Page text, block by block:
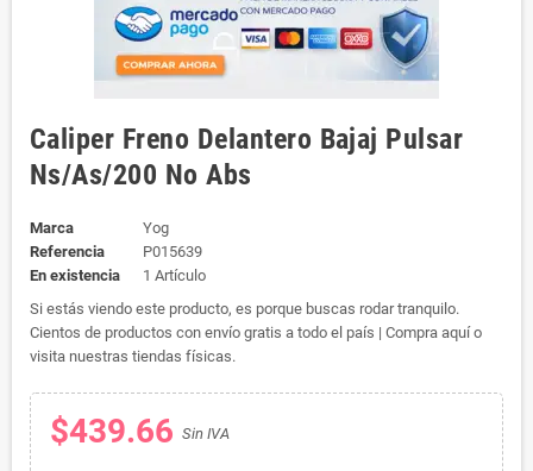
Caliper Freno Delantero Bajaj Pulsar
Ns/As/200 No Abs
Marca
Yog
Referencia
P015639
En existencia
1 Artículo
Si estás viendo este producto, es porque buscas rodar tranquilo.
Cientos de productos con envío gratis a todo el país | Compra aquí o
visita nuestras tiendas físicas.
$439.66 Sin IVA